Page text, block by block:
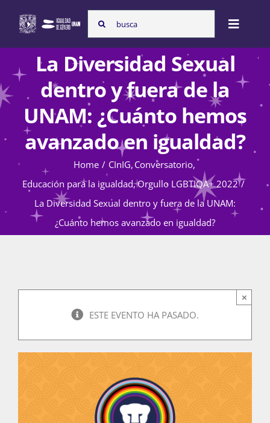
content
Search
for:
Toggle
Inicio
Nosotras
Programas
Atención de la violencia de género
Actividades
Blog
La Diversidad Sexual
dentro y fuera de la
UNAM: ¿Cuánto hemos
avanzado en igualdad?
Home CInIG Conversatorio
Educación para la igualdad Orgullo LGBTIQA+ 2022
La Diversidad Sexual dentro y fuera de la UNAM:
¿Cuánto hemos avanzado en igualdad?
ESTE EVENTO HA PASADO.
×